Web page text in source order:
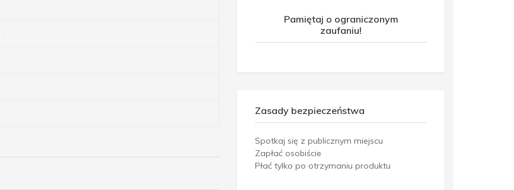
Pamiętaj o ograniczonym
zaufaniu!
Zasady bezpieczeństwa
Spotkaj się z publicznym miejscu
Zapłać osobiście
Płać tylko po otrzymaniu produktu